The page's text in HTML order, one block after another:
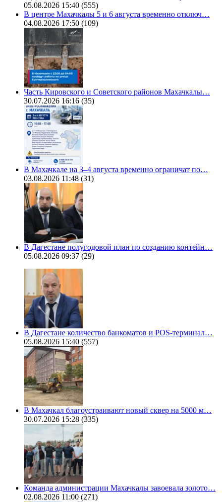
05.08.2026 15:40 (555)
В центре Махачкалы 5 и 6 августа временно отключ…
04.08.2026 17:50 (109)
Часть Кировского и Советского районов Махачкалы…
30.07.2026 16:16 (35)
В Махачкале на 3–4 августа временно ограничат по…
03.08.2026 11:48 (31)
В Дагестане полугодовой план по созданию контейн…
05.08.2026 09:37 (29)
В Дагестане количество банкоматов и POS-терминал…
05.08.2026 15:40 (557)
В Махачкал благоустраивают новый сквер на 5000 м…
30.07.2026 15:28 (335)
Команда администрации Махачкалы завоевала золото…
02.08.2026 11:00 (271)